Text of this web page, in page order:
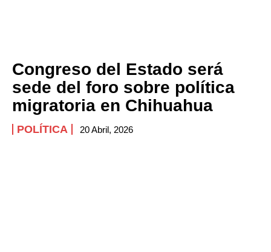
Congreso del Estado será
sede del foro sobre política
migratoria en Chihuahua
POLÍTICA 20 Abril, 2026